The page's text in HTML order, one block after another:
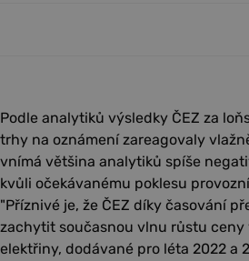
Podle analytiků výsledky ČEZ za
trhy na oznámení zareagovaly
vnímá většina analytiků spíše
kvůli očekávanému poklesu
"Příznivé je, že ČEZ díky časování
zachytit současnou vlnu růstu ceny
elektřiny, dodávané pro léta 2022 a